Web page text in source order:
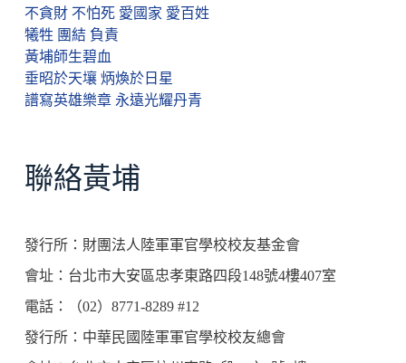
不貪財 不怕死 愛國家 愛百姓
犧牲 團結 負責
黃埔師生碧血
垂昭於天壤 炳煥於日星
譜寫英雄樂章 永遠光耀丹青
聯絡黃埔
發行所：財團法人陸軍軍官學校校友基金會
會址：台北市大安區忠孝東路四段148號4樓407室
電話：（02）8771-8289 #12
發行所：中華民國陸軍軍官學校校友總會